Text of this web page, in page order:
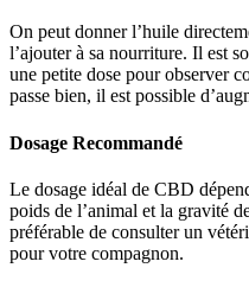
On peut donner l’huile
l’ajouter à sa nourriture. Il est
une petite dose pour observer
passe bien, il est possible
Dosage Recommandé
Le dosage idéal de CBD
poids de l’animal et la gravité
préférable de consulter un
pour votre compagnon.